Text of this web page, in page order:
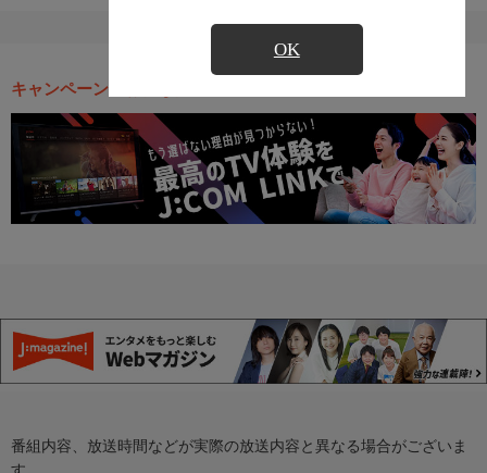
OK
キャンペーン・お得な情報
番組内容、放送時間などが実際の放送内容と異なる場合がございま